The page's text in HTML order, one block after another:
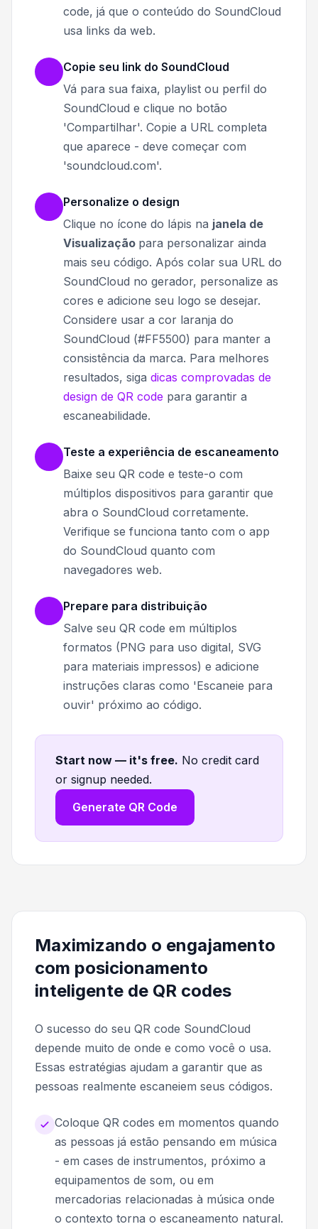
code, já que o conteúdo do SoundCloud
usa links da web.
Copie seu link do SoundCloud
Vá para sua faixa, playlist ou perfil do
SoundCloud e clique no botão
'Compartilhar'. Copie a URL completa
que aparece - deve começar com
'soundcloud.com'.
Personalize o design
Clique no ícone do lápis na janela de
Visualização para personalizar ainda
mais seu código. Após colar sua URL do
SoundCloud no gerador, personalize as
cores e adicione seu logo se desejar.
Considere usar a cor laranja do
SoundCloud (#FF5500) para manter a
consistência da marca. Para melhores
resultados, siga dicas comprovadas de
design de QR code para garantir a
escaneabilidade.
Teste a experiência de escaneamento
Baixe seu QR code e teste-o com
múltiplos dispositivos para garantir que
abra o SoundCloud corretamente.
Verifique se funciona tanto com o app
do SoundCloud quanto com
navegadores web.
Prepare para distribuição
Salve seu QR code em múltiplos
formatos (PNG para uso digital, SVG
para materiais impressos) e adicione
instruções claras como 'Escaneie para
ouvir' próximo ao código.
Start now — it's free. No credit card
or signup needed.
Generate QR Code
Maximizando o engajamento
com posicionamento
inteligente de QR codes
O sucesso do seu QR code SoundCloud
depende muito de onde e como você o usa.
Essas estratégias ajudam a garantir que as
pessoas realmente escaneiem seus códigos.
Coloque QR codes em momentos quando
as pessoas já estão pensando em música
- em cases de instrumentos, próximo a
equipamentos de som, ou em
mercadorias relacionadas à música onde
o contexto torna o escaneamento natural.